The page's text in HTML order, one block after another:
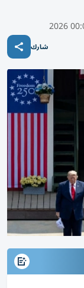
شارك